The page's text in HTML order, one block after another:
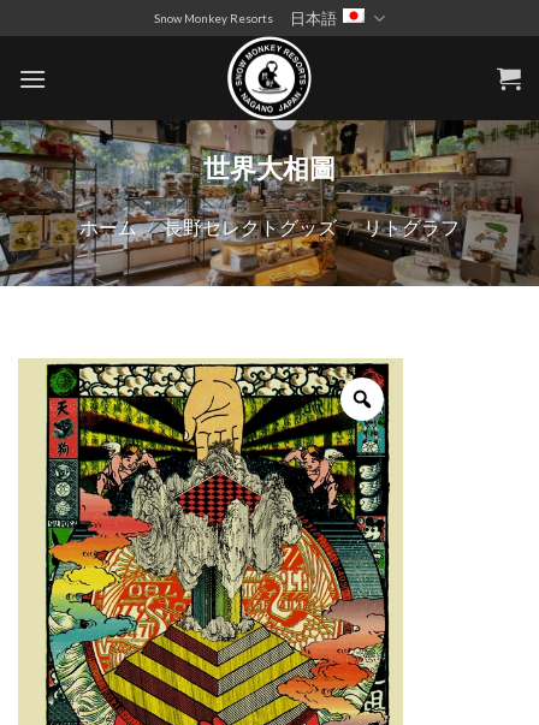
to
content
Snow Monkey Resorts 日本語
世界大相圖
ホーム / 長野セレクトグッズ / リトグラフ